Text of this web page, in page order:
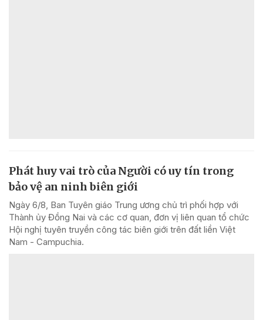
Phát huy vai trò của Người có uy tín trong
bảo vệ an ninh biên giới
Ngày 6/8, Ban Tuyên giáo Trung ương chủ trì phối hợp với
Thành ủy Đồng Nai và các cơ quan, đơn vị liên quan tổ chức
Hội nghị tuyên truyền công tác biên giới trên đất liền Việt
Nam - Campuchia.